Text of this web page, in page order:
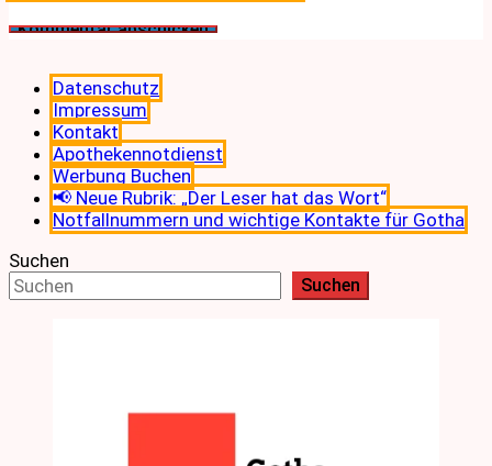
Datenschutz
Impressum
Kontakt
Apothekennotdienst
Werbung Buchen
📢 Neue Rubrik: „Der Leser hat das Wort“
Notfallnummern und wichtige Kontakte für Gotha
Suchen
Suchen